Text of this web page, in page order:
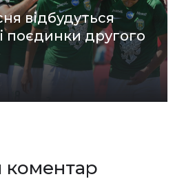
відбудуться
поєдинки другого